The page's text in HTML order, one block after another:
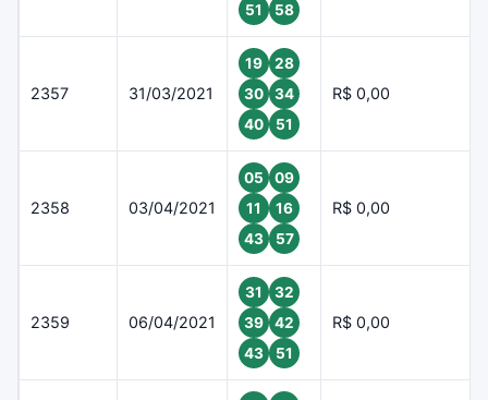
51
58
2357 31/03/2021
19
28
30
34
40
51
R$ 0,00
2358 03/04/2021
05
09
11
16
43
57
R$ 0,00
2359 06/04/2021
31
32
39
42
43
51
R$ 0,00